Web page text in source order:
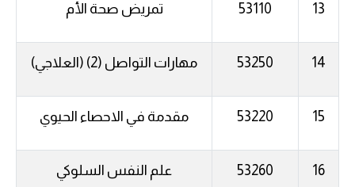
13
53110 تمريض صحة الأم
14
53250 مهارات التواصل (2) (العلاجي)
15
53220 مقدمة في الاحصاء الحيوي
16
53260 علم النفس السلوكي